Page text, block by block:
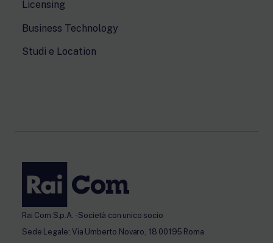
Licensing
Business Technology
Studi e Location
Rai Com S.p.A. - Società con unico socio
Sede Legale: Via Umberto Novaro, 18 00195 Roma